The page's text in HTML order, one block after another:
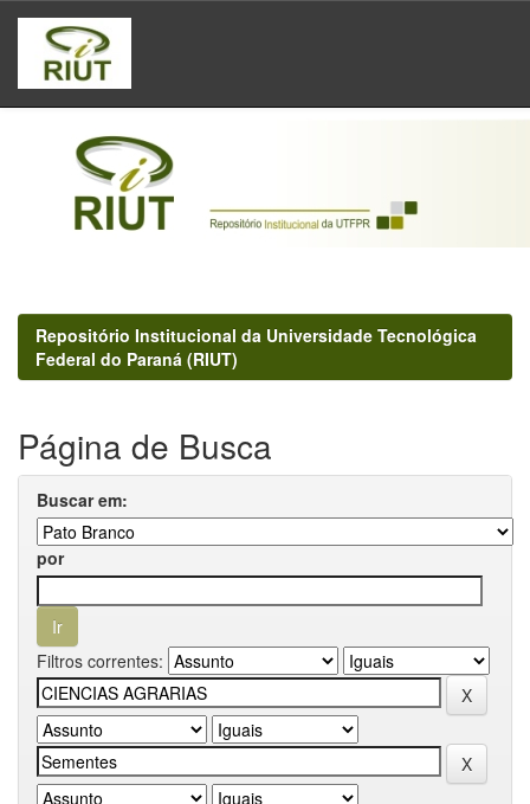
Skip
navigation
Repositório Institucional da Universidade Tecnológica
Federal do Paraná (RIUT)
Página de Busca
Buscar em:
por
Filtros correntes: